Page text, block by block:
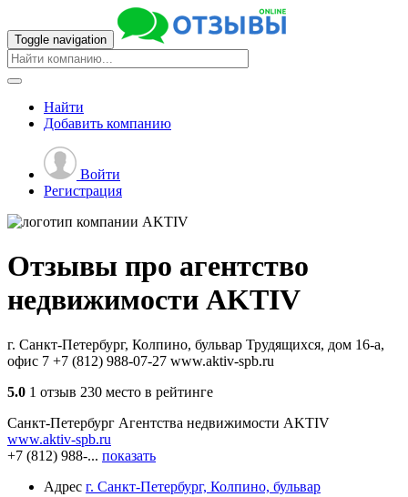
Toggle navigation
Найти
Добавить компанию
Войти
Регистрация
Отзывы про агентство
недвижимости AKTIV
г. Санкт-Петербург, Колпино, бульвар Трудящихся, дом 16-а,
офис 7 +7 (812) 988-07-27 www.aktiv-spb.ru
5.0 1 отзыв 230 место в рейтинге
Санкт-Петербург Агентства недвижимости AKTIV
www.aktiv-spb.ru
+7 (812) 988-... показать
Адрес г. Санкт-Петербург, Колпино, бульвар